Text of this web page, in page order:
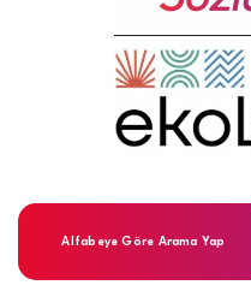
Alfabeye Göre Arama Yap